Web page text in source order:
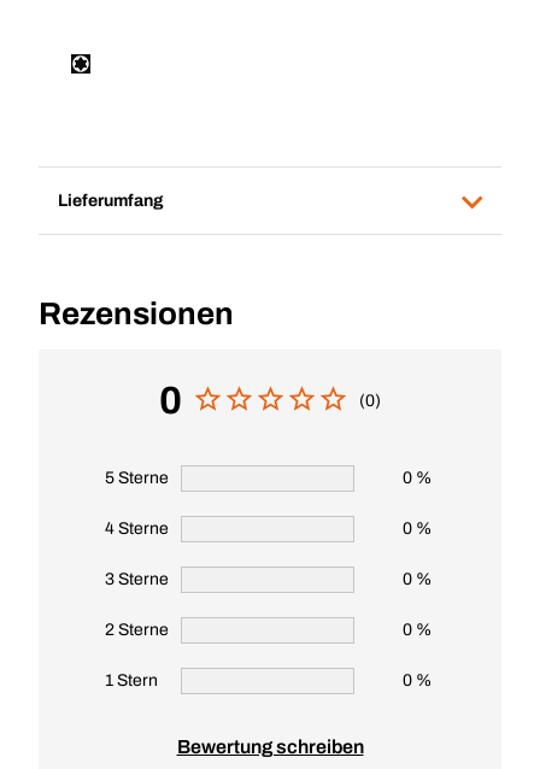
Lieferumfang
Rezensionen
0 (0)
5 Sterne 0 %
4 Sterne 0 %
3 Sterne 0 %
2 Sterne 0 %
1 Stern 0 %
Bewertung schreiben